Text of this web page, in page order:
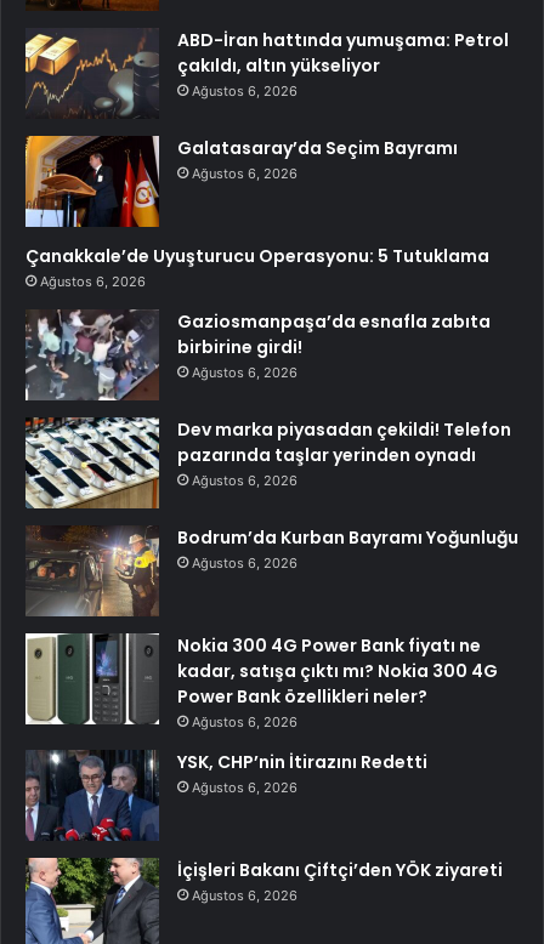
ABD-İran hattında yumuşama: Petrol
çakıldı, altın yükseliyor
Ağustos 6, 2026
Galatasaray’da Seçim Bayramı
Ağustos 6, 2026
Çanakkale’de Uyuşturucu Operasyonu: 5 Tutuklama
Ağustos 6, 2026
Gaziosmanpaşa’da esnafla zabıta
birbirine girdi!
Ağustos 6, 2026
Dev marka piyasadan çekildi! Telefon
pazarında taşlar yerinden oynadı
Ağustos 6, 2026
Bodrum’da Kurban Bayramı Yoğunluğu
Ağustos 6, 2026
Nokia 300 4G Power Bank fiyatı ne
kadar, satışa çıktı mı? Nokia 300 4G
Power Bank özellikleri neler?
Ağustos 6, 2026
YSK, CHP’nin İtirazını Redetti
Ağustos 6, 2026
İçişleri Bakanı Çiftçi’den YÖK ziyareti
Ağustos 6, 2026